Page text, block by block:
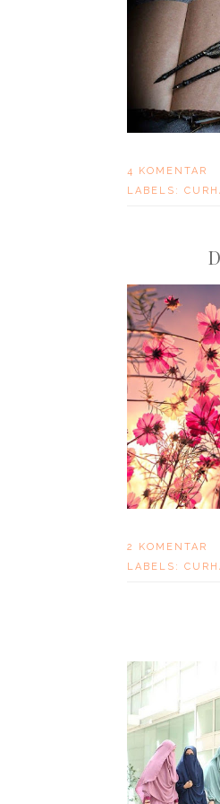
4 KOMENTAR
LABELS:
2 KOMENTAR
LABELS: